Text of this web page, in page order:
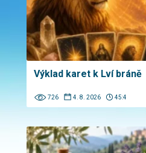
Výklad karet k Lví bráně
726 4. 8. 2026 45:4